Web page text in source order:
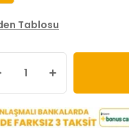
Tablosu